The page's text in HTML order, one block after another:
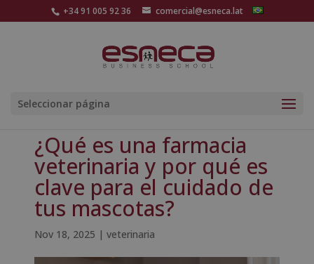
+34 91 005 92 36 comercial@esneca.lat
Seleccionar página
¿Qué es una farmacia
veterinaria y por qué es
clave para el cuidado de
tus mascotas?
Nov 18, 2025 | veterinaria